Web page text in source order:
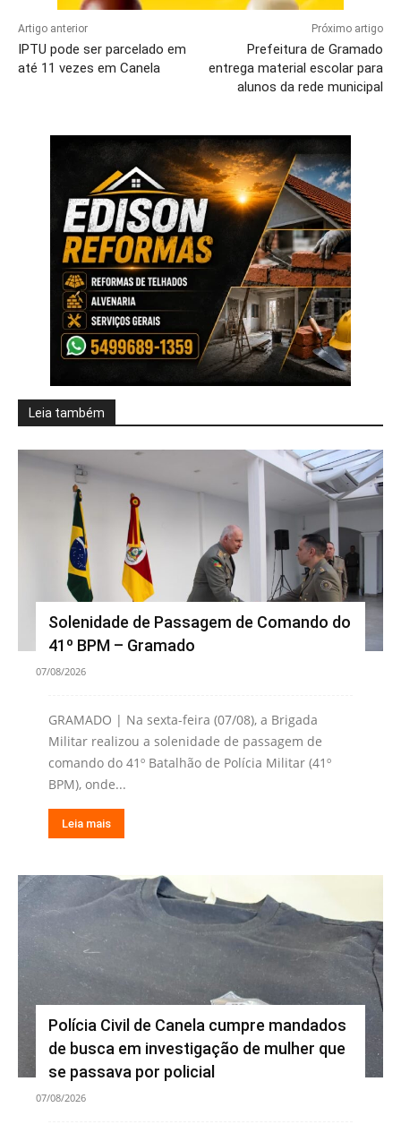
Artigo anterior
IPTU pode ser parcelado em
até 11 vezes em Canela
Próximo artigo
Prefeitura de Gramado
entrega material escolar para
alunos da rede municipal
Leia também
Solenidade de Passagem de Comando do
41º BPM – Gramado
07/08/2026
GRAMADO | Na sexta-feira (07/08), a Brigada
Militar realizou a solenidade de passagem de
comando do 41º Batalhão de Polícia Militar (41º
BPM), onde...
Leia mais
Polícia Civil de Canela cumpre mandados
de busca em investigação de mulher que
se passava por policial
07/08/2026